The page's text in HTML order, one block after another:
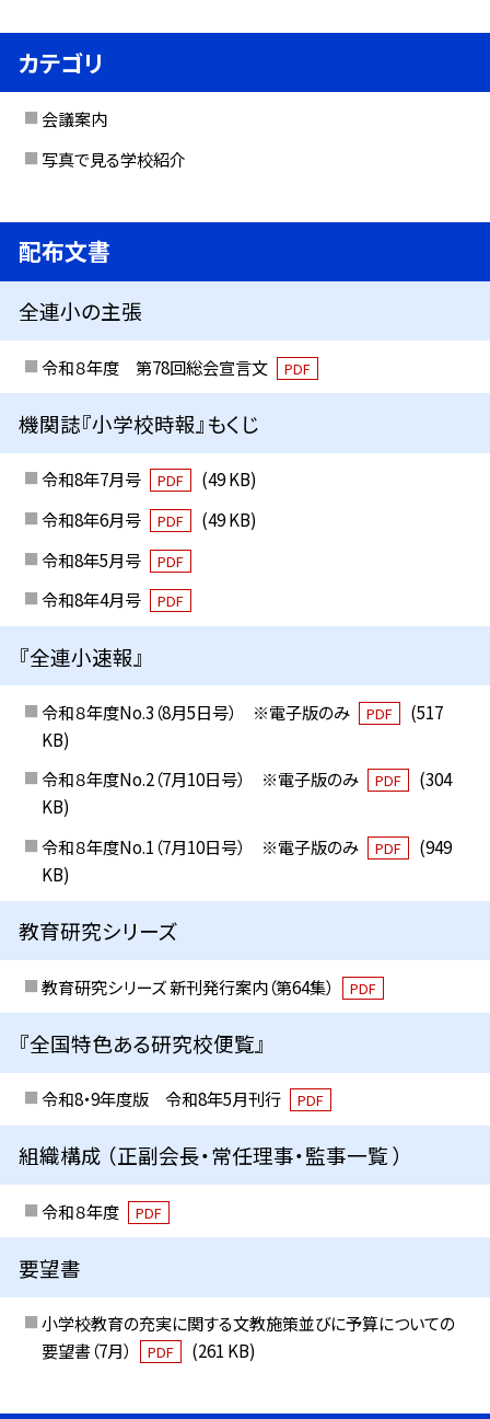
カテゴリ
会議案内
写真で見る学校紹介
配布文書
全連小の主張
令和８年度 第78回総会宣言文 PDF
機関誌『小学校時報』もくじ
令和8年7月号 PDF
(49 KB)
令和8年6月号
PDF
(49 KB)
令和8年5月号
PDF
令和8年4月号 PDF
『全連小速報』
令和８年度No.3（8月5日号） ※電子版のみ PDF
(517
KB)
令和８年度No.2（7月10日号） ※電子版のみ
PDF
(304
KB)
令和８年度No.1（7月10日号） ※電子版のみ
PDF
(949
KB)
教育研究シリーズ
教育研究シリーズ 新刊発行案内（第64集） PDF
『全国特色ある研究校便覧』
令和8・9年度版 令和8年5月刊行 PDF
組織構成 （正副会長・常任理事・監事一覧 ）
令和８年度 PDF
要望書
小学校教育の充実に関する文教施策並びに予算についての
要望書（7月）
PDF (261 KB)